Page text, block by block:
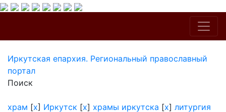
Иркутская епархия. Региональный православный
портал
Поиск
храм [x] Иркутск [x] храмы иркутска [x] литургия